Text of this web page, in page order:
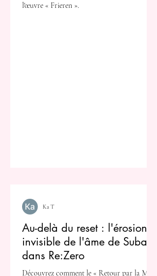
l'œuvre « Frieren ».
Au-delà du reset : l'érosion
invisible de l'âme de Subaru
dans Re:Zero
Découvrez comment le « Retour par la Mort
Ka T